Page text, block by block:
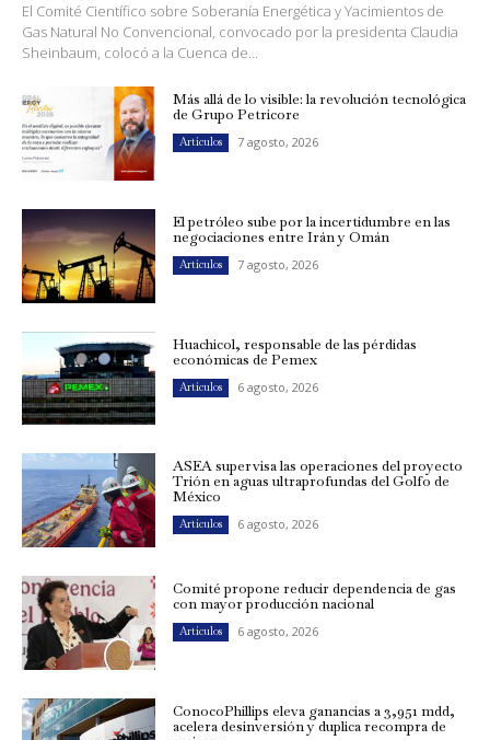
El Comité Científico sobre Soberanía Energética y Yacimientos de
Gas Natural No Convencional, convocado por la presidenta Claudia
Sheinbaum, colocó a la Cuenca de...
Más allá de lo visible: la revolución tecnológica
de Grupo Petricore
Artículos 7 agosto, 2026
El petróleo sube por la incertidumbre en las
negociaciones entre Irán y Omán
Artículos 7 agosto, 2026
Huachicol, responsable de las pérdidas
económicas de Pemex
Artículos 6 agosto, 2026
ASEA supervisa las operaciones del proyecto
Trión en aguas ultraprofundas del Golfo de
México
Artículos 6 agosto, 2026
Comité propone reducir dependencia de gas
con mayor producción nacional
Artículos 6 agosto, 2026
ConocoPhillips eleva ganancias a 3,951 mdd,
acelera desinversión y duplica recompra de